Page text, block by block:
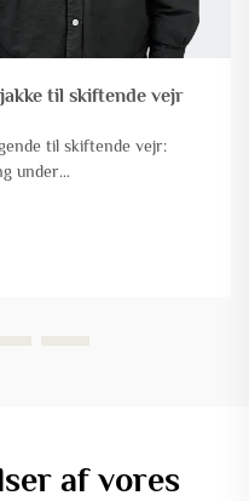
til skiftende vejr
til skiftende vejr:
under
af vores